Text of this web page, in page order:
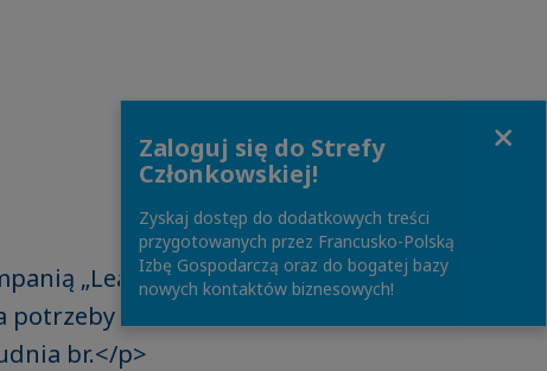
„Leasing
potrzeby
br.</p>
Zaloguj się do Strefy
Członkowskiej!
Zyskaj dostęp do dodatkowych treści
przygotowanych przez Francusko-Polską
Izbę Gospodarczą oraz do bogatej bazy
nowych kontaktów biznesowych!